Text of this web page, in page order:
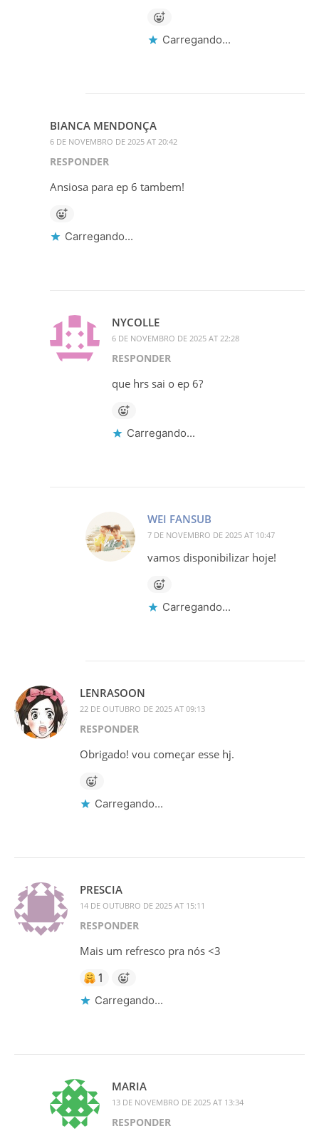
Carregando...
BIANCA MENDONÇA
6 DE NOVEMBRO DE 2025 AT 20:42
RESPONDER
Ansiosa para ep 6 tambem!
Carregando...
NYCOLLE
6 DE NOVEMBRO DE 2025 AT 22:28
RESPONDER
que hrs sai o ep 6?
Carregando...
WEI FANSUB
7 DE NOVEMBRO DE 2025 AT 10:47
vamos disponibilizar hoje!
Carregando...
LENRASOON
22 DE OUTUBRO DE 2025 AT 09:13
RESPONDER
Obrigado! vou começar esse hj.
Carregando...
PRESCIA
14 DE OUTUBRO DE 2025 AT 15:11
RESPONDER
Mais um refresco pra nós <3
1
Carregando...
MARIA
13 DE NOVEMBRO DE 2025 AT 13:34
RESPONDER